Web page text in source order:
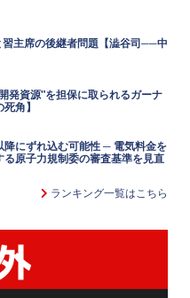
主席の後継者問題【澁谷司──中
発資源"を担保に取られるガーナ
角】
降にずれ込む可能性 ─ 電気料金を
原子力規制委の審査基準を見直
ランキング一覧はこちら